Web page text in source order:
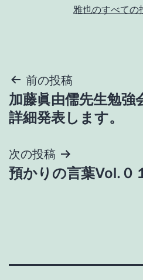
雅也のすべての
投
稿
ビ
ョ
前の投稿
加藤眞由儒先生勉強
詳細発表します。
次の投稿
預かりの言葉Vol.０